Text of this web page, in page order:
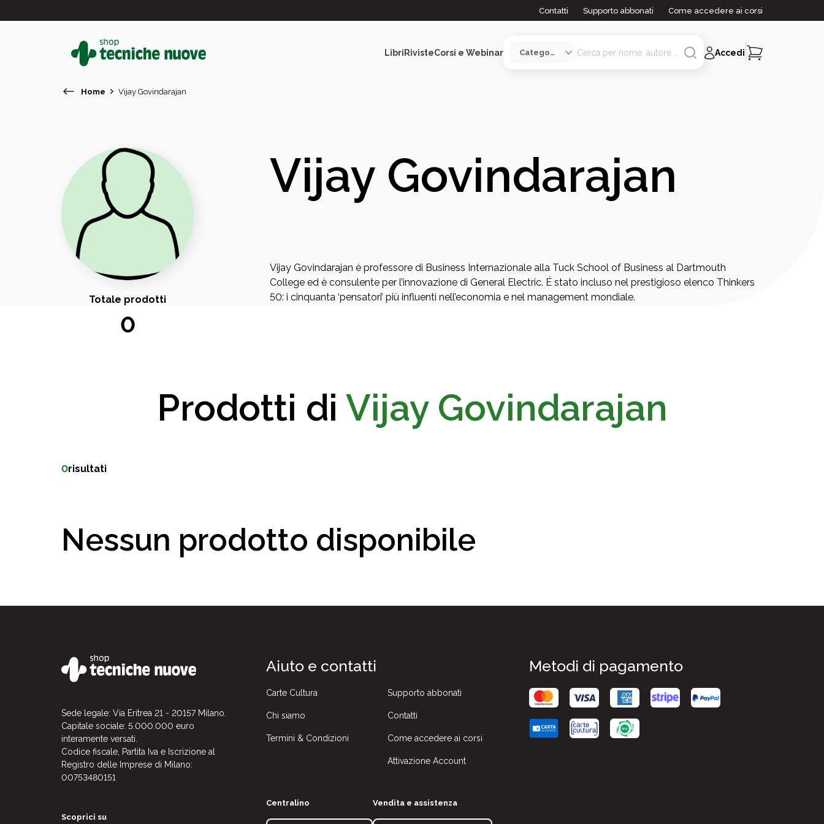
Contatti Supporto abbonati Come accedere ai corsi
LibriRivisteCorsi e Webinar
In primo piano
Accedi
Home Vijay Govindarajan
Totale prodotti
0
Vijay Govindarajan
Vijay Govindarajan è professore di Business Internazionale alla Tuck School of Business al Dartmouth
College ed è consulente per l’innovazione di General Electric. É stato incluso nel prestigioso elenco Thinkers
50: i cinquanta ‘pensatori’ più influenti nell’economia e nel management mondiale.
Prodotti di Vijay Govindarajan
0risultati
Nessun prodotto disponibile
Sede legale: Via Eritrea 21 - 20157 Milano.
Capitale sociale: 5.000.000 euro
interamente versati.
Codice fiscale, Partita Iva e Iscrizione al
Registro delle Imprese di Milano:
00753480151
Scoprici su
Aiuto e contatti
Carte Cultura
Chi siamo
Termini & Condizioni
Supporto abbonati
Contatti
Come accedere ai corsi
Attivazione Account
Centralino Vendita e assistenza
Metodi di pagamento